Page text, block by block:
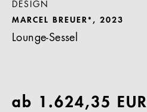
DESIGN
MARCEL BREUER*, 2023
Lounge-Sessel
ab 1.624,35 EUR